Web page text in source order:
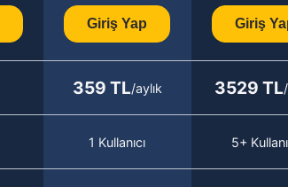
Giriş Yap Giriş
359 TL/aylık 3529 TL
1 Kullanıcı 5+